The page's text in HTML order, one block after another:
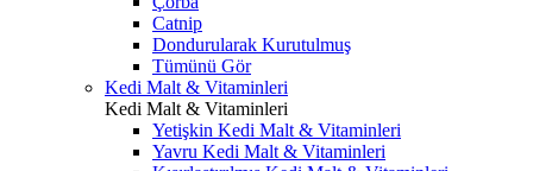
Catnip
Dondurularak Kurutulmuş
Tümünü Gör
Kedi Malt & Vitaminleri
Kedi Malt & Vitaminleri
Yetişkin Kedi Malt & Vitaminleri
Yavru Kedi Malt & Vitaminleri